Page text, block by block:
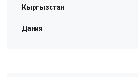
Кыргызстан
Дания